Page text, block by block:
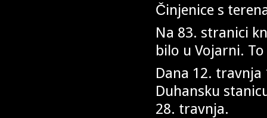
Činjenice s
Na 83. stranici
bilo u Vojarni.
Dana 12.
Duhansku
28. travnja.